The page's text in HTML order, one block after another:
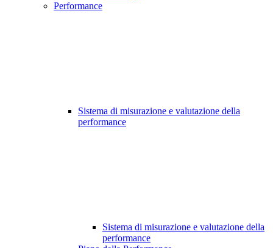
Performance
Sistema di misurazione e valutazione della
performance
Sistema di misurazione e valutazione della
performance